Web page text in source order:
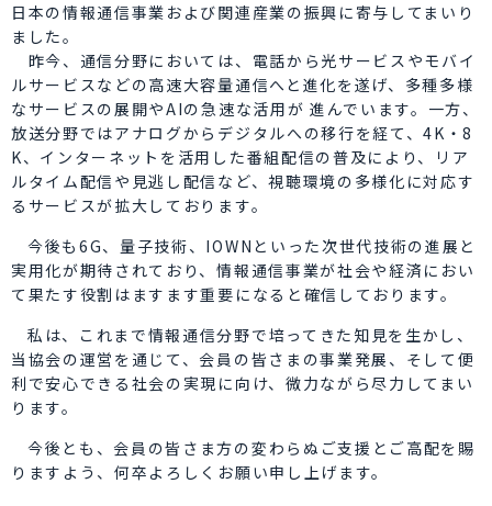
日本の情報通信事業および関連産業の振興に寄与してまいり
ました。
昨今、通信分野においては、電話から光サービスやモバイ
ルサービスなどの高速大容量通信へと進化を遂げ、多種多様
なサービスの展開やAIの急速な活用が 進んでいます。一方、
放送分野ではアナログからデジタルへの移行を経て、4K・8
K、インターネットを活用した番組配信の普及により、リア
ルタイム配信や見逃し配信など、視聴環境の多様化に対応す
るサービスが拡大しております。
今後も6G、量子技術、IOWNといった次世代技術の進展と
実用化が期待されており、情報通信事業が社会や経済におい
て果たす役割はますます重要になると確信しております。
私は、これまで情報通信分野で培ってきた知見を生かし、
当協会の運営を通じて、会員の皆さまの事業発展、そして便
利で安心できる社会の実現に向け、微力ながら尽力してまい
ります。
今後とも、会員の皆さま方の変わらぬご支援とご高配を賜
りますよう、何卒よろしくお願い申し上げます。